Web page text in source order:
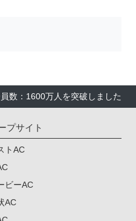
数：1600万人を突破しました
プサイト
トAC
ビーAC
AC